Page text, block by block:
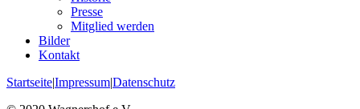
Presse
Mitglied werden
Bilder
Kontakt
Startseite|Impressum|Datenschutz